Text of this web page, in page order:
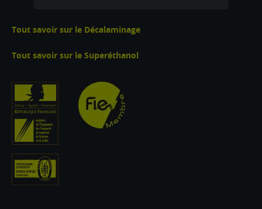
Tout savoir sur le Décalaminage
Tout savoir sur le Superéthanol